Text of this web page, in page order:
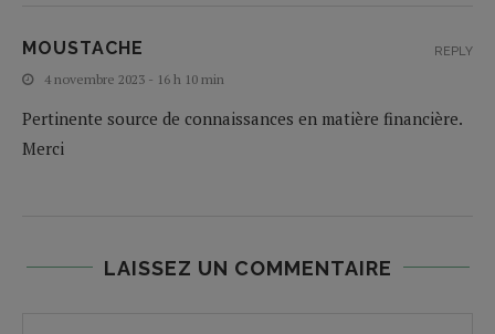
MOUSTACHE
4 novembre 2023 - 16 h 10 min
Pertinente source de connaissances en matière financière.
Merci
REPLY
LAISSEZ UN COMMENTAIRE